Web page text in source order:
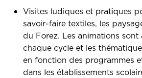
Visites ludiques et pratiques
savoir-faire textiles, les
du Forez. Les animations sont
chaque cycle et les
en fonction des programmes
dans les établissements